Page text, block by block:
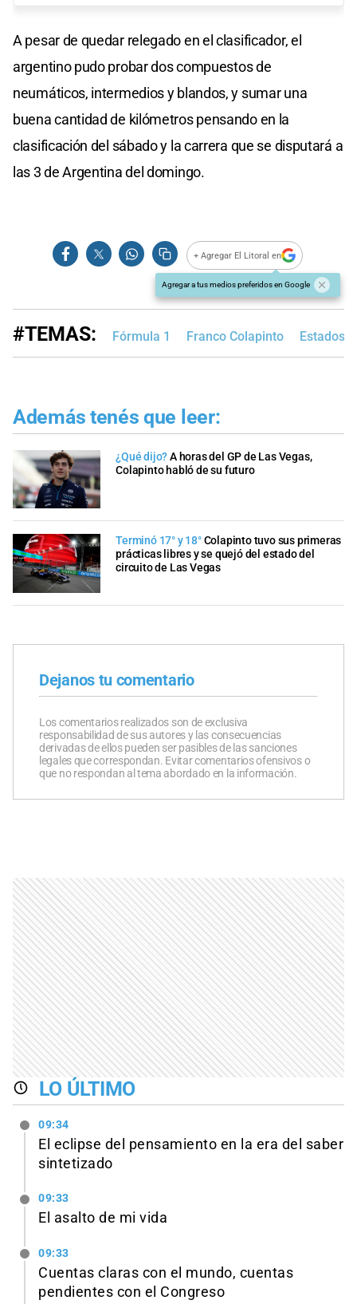
A pesar de quedar relegado en el clasificador, el
argentino pudo probar dos compuestos de
neumáticos, intermedios y blandos, y sumar una
buena cantidad de kilómetros pensando en la
clasificación del sábado y la carrera que se disputará a
las 3 de Argentina del domingo.
+ Agregar El Litoral en
Agregar a tus medios preferidos en Google
#TEMAS: Fórmula 1 Franco Colapinto Estados
Además tenés que leer:
¿Qué dijo?A horas del GP de Las Vegas,
Colapinto habló de su futuro
Terminó 17° y 18°Colapinto tuvo sus primeras
prácticas libres y se quejó del estado del
circuito de Las Vegas
Dejanos tu comentario
Los comentarios realizados son de exclusiva
responsabilidad de sus autores y las consecuencias
derivadas de ellos pueden ser pasibles de las sanciones
legales que correspondan. Evitar comentarios ofensivos o
que no respondan al tema abordado en la información.
LO ÚLTIMO
09:34
El eclipse del pensamiento en la era del saber
sintetizado
09:33
El asalto de mi vida
09:33
Cuentas claras con el mundo, cuentas
pendientes con el Congreso